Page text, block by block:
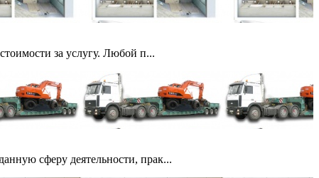
за услугу. Любой п...
сферу деятельности, прак...